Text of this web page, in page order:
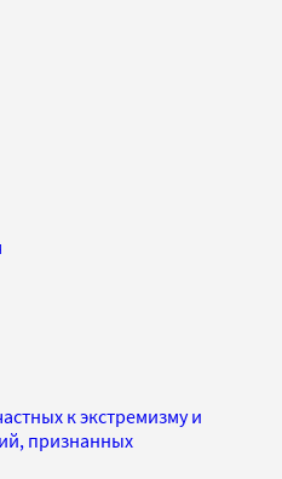
к экстремизму и
признанных